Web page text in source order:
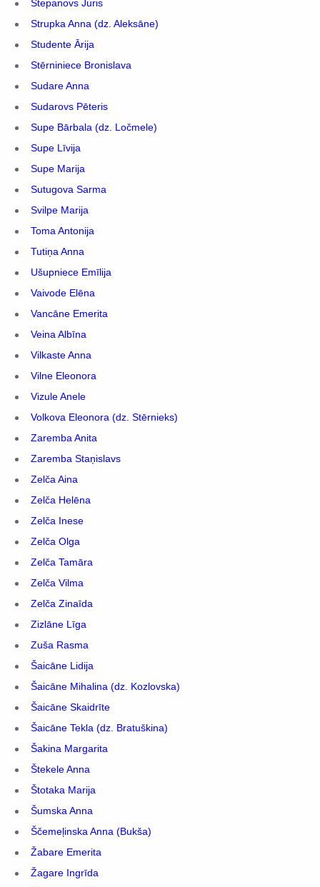
Stepanovs Juris
Strupka Anna (dz. Aleksāne)
Studente Ārija
Stērniniece Bronislava
Sudare Anna
Sudarovs Pēteris
Supe Bārbala (dz. Ločmele)
Supe Līvija
Supe Marija
Sutugova Sarma
Svilpe Marija
Toma Antonija
Tutiņa Anna
Ušupniece Emīlija
Vaivode Elēna
Vancāne Emerita
Veina Albīna
Vilkaste Anna
Vilne Eleonora
Vizule Anele
Volkova Eleonora (dz. Stērnieks)
Zaremba Anita
Zaremba Staņislavs
Zelča Aina
Zelča Helēna
Zelča Inese
Zelča Olga
Zelča Tamāra
Zelča Vilma
Zelča Zinaīda
Zizlāne Līga
Zuša Rasma
Šaicāne Lidija
Šaicāne Mihalina (dz. Kozlovska)
Šaicāne Skaidrīte
Šaicāne Tekla (dz. Bratuškina)
Šakina Margarita
Štekele Anna
Štotaka Marija
Šumska Anna
Ščemeļinska Anna (Bukša)
Žabare Emerita
Žagare Ingrīda